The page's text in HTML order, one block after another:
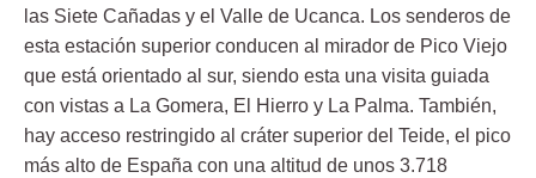
las Siete Cañadas y el Valle de Ucanca. Los senderos de
esta estación superior conducen al mirador de Pico Viejo
que está orientado al sur, siendo esta una visita guiada
con vistas a La Gomera, El Hierro y La Palma. También,
hay acceso restringido al cráter superior del Teide, el pico
más alto de España con una altitud de unos 3.718